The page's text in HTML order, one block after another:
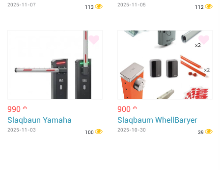
2025-11-07 113 2025-11-05 112
990 m
Slaqbaun Yamaha
2025-11-03 100
900 m
Slaqbaum WhellBaryer
2025-10-30 39